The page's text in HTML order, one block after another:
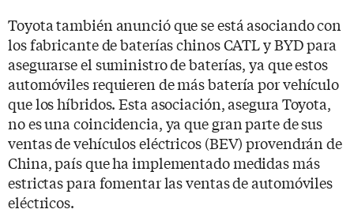
Toyota también anunció que se está asociando con
los fabricante de baterías chinos CATL y BYD para
asegurarse el suministro de baterías, ya que estos
automóviles requieren de más batería por vehículo
que los híbridos. Esta asociación, asegura Toyota,
no es una coincidencia, ya que gran parte de sus
ventas de vehículos eléctricos (BEV) provendrán de
China, país que ha implementado medidas más
estrictas para fomentar las ventas de automóviles
eléctricos.